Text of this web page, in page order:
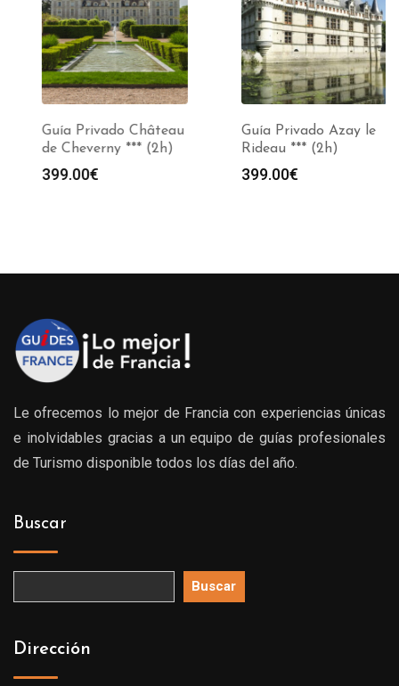
Guía Privado Château
de Cheverny *** (2h)
399.00€
Guía Privado Azay le
Rideau *** (2h)
399.00€
Le ofrecemos lo mejor de Francia con experiencias únicas
e inolvidables gracias a un equipo de guías profesionales
de Turismo disponible todos los días del año.
Buscar
Buscar
Dirección